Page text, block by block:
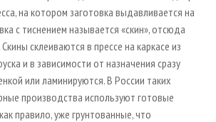
на котором заготовка выдавливается на
с тиснением называется «скин», отсюда
склеиваются в прессе на каркасе из
и в зависимости от назначения сразу
или ламинируются. В России таких
производства используют готовые
правило, уже грунтованные, что